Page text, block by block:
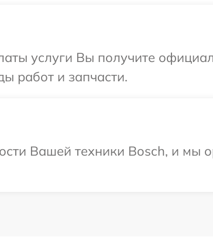
услуги Вы получите
работ и запчасти.
Вашей техники Bosch, и мы